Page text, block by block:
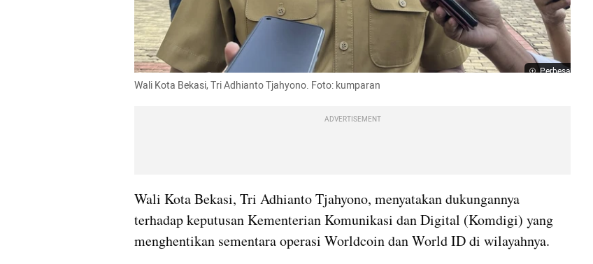
Perbesar
Wali Kota Bekasi, Tri Adhianto Tjahyono. Foto: kumparan
ADVERTISEMENT
Wali Kota Bekasi, Tri Adhianto Tjahyono, menyatakan dukungannya
terhadap keputusan Kementerian Komunikasi dan Digital (Komdigi) yang
menghentikan sementara operasi Worldcoin dan World ID di wilayahnya.